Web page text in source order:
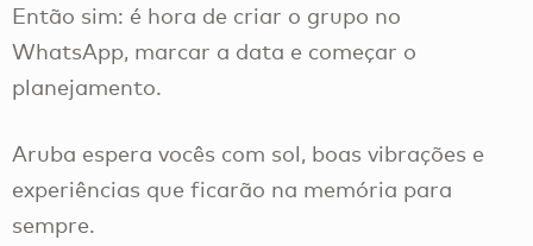
Então sim: é hora de criar o grupo no
WhatsApp, marcar a data e começar o
planejamento.
Aruba espera vocês com sol, boas vibrações e
experiências que ficarão na memória para
sempre.